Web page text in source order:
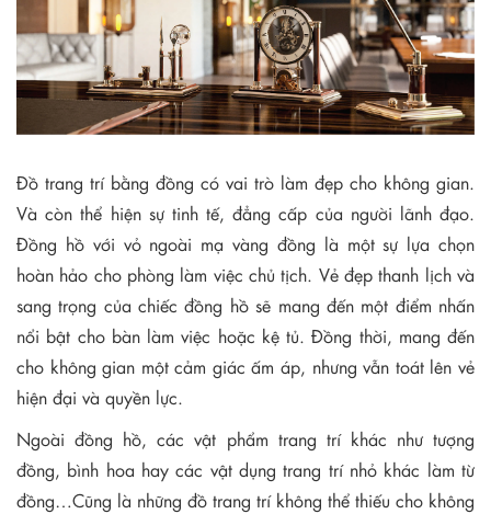
Đồ trang trí bằng đồng có vai trò làm đẹp cho không gian.
Và còn thể hiện sự tinh tế, đẳng cấp của người lãnh đạo.
Đồng hồ với vỏ ngoài mạ vàng đồng là một sự lựa chọn
hoàn hảo cho phòng làm việc chủ tịch. Vẻ đẹp thanh lịch và
sang trọng của chiếc đồng hồ sẽ mang đến một điểm nhấn
nổi bật cho bàn làm việc hoặc kệ tủ. Đồng thời, mang đến
cho không gian một cảm giác ấm áp, nhưng vẫn toát lên vẻ
hiện đại và quyền lực.
Ngoài đồng hồ, các vật phẩm trang trí khác như tượng
đồng, bình hoa hay các vật dụng trang trí nhỏ khác làm từ
đồng…Cũng là những đồ trang trí không thể thiếu cho không